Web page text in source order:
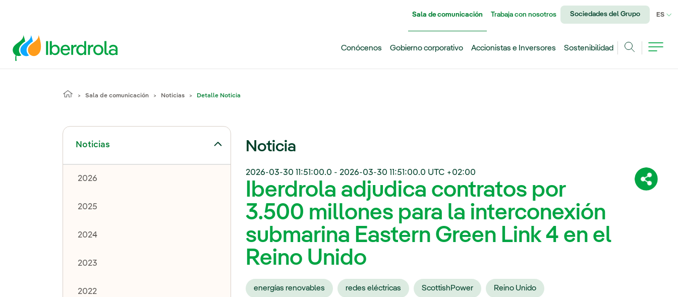
Sala de comunicación Trabaja con nosotros Sociedades del Grupo ES
Conócenos Gobierno corporativo Accionistas e Inversores
Sostenibilidad
Sala de comunicación Noticias Detalle Noticia
Noticias
Alternar el submenú para Noticias
2026
2025
2024
2023
2022
Noticia
2026-03-30 11:51:00.0 - 2026-03-30 11:51:00.0 UTC +02:00
Iberdrola adjudica contratos por
3.500 millones para la interconexión
submarina Eastern Green Link 4 en el
Reino Unido
energías renovables redes eléctricas ScottishPower Reino Unido